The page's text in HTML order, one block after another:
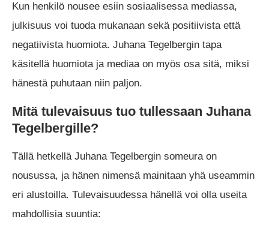
Kun henkilö nousee esiin sosiaalisessa mediassa,
julkisuus voi tuoda mukanaan sekä positiivista että
negatiivista huomiota. Juhana Tegelbergin tapa
käsitellä huomiota ja mediaa on myös osa sitä, miksi
hänestä puhutaan niin paljon.
Mitä tulevaisuus tuo tullessaan Juhana
Tegelbergille?
Tällä hetkellä Juhana Tegelbergin someura on
nousussa, ja hänen nimensä mainitaan yhä useammin
eri alustoilla. Tulevaisuudessa hänellä voi olla useita
mahdollisia suuntia: